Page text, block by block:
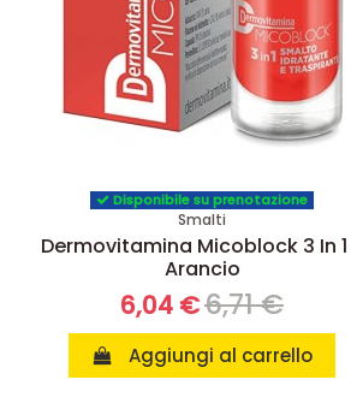
Disponibile su prenotazione
Smalti
Dermovitamina Micoblock 3 In 1 -
Arancio
6,04 €6,71 €
Aggiungi al carrello